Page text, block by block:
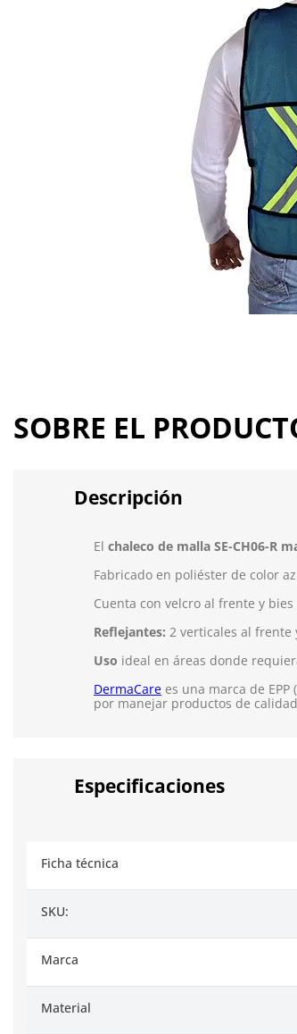
SOBRE EL
Descripción
El chaleco de malla SE-CH06-R
Fabricado en poliéster de color
Cuenta con velcro al frente y
Reflejantes: 2 verticales al frente
Uso ideal en áreas donde
DermaCare es una marca de
por manejar productos de
Especificaciones
Ficha técnica
SKU:
Marca
Material